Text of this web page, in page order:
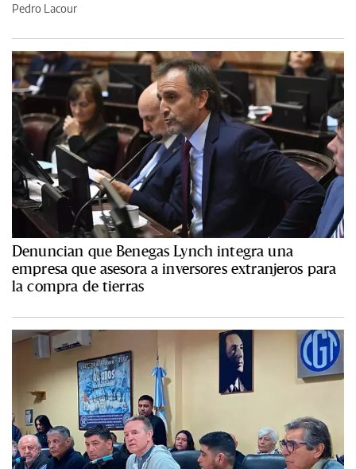
Pedro Lacour
Denuncian que Benegas Lynch integra una
empresa que asesora a inversores extranjeros para
la compra de tierras